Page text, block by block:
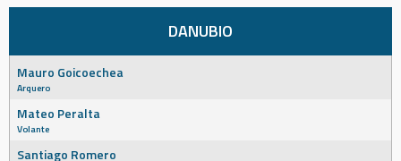
DANUBIO
Mauro Goicoechea
Arquero
Mateo Peralta
Volante
Santiago Romero